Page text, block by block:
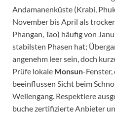
Andamanenküste (Krabi,
November bis April als
Phangan, Tao) häufig von
stabilsten Phasen hat;
angenehm leer sein, doch
Prüfe lokale Monsun-
beeinflussen Sicht beim
Wellengang. Respektiere
buche zertifizierte Anbieter